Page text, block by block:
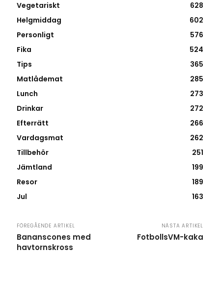
Vegetariskt
628
Helgmiddag
602
Personligt
576
Fika
524
Tips
365
Matlådemat
285
Lunch
273
Drinkar
272
Efterrätt
266
Vardagsmat
262
Tillbehör
251
Jämtland
199
Resor
189
Jul
163
FÖREGÅENDE ARTIKEL
Bananscones med
havtornskross
NÄSTA ARTIKEL
FotbollsVM-kaka